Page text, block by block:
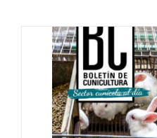
Noticias
Hazte Socio